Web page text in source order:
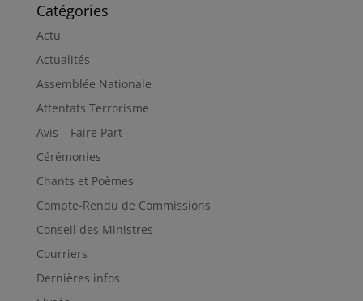
Catégories
Actu
Actualités
Assemblée Nationale
Attentats Terrorisme
Avis – Faire Part
Cérémonies
Chants et Poèmes
Compte-Rendu de Commissions
Conseil des Ministres
Courriers
Dernières infos